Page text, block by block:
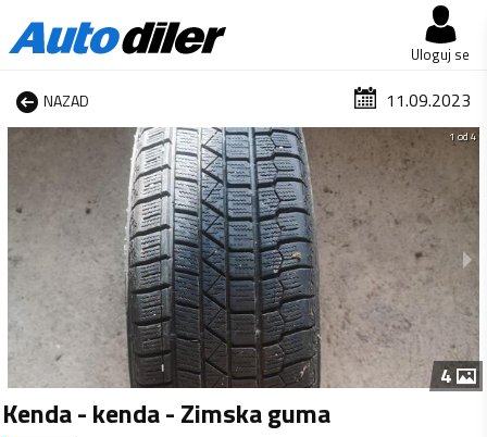
Uloguj se
NAZAD 11.09.2023
1 od 4
4
Kenda - kenda - Zimska guma